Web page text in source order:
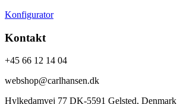
Konfigurator
Kontakt
+45 66 12 14 04
webshop@carlhansen.dk
Hylkedamvej 77 DK-5591 Gelsted, Denmark